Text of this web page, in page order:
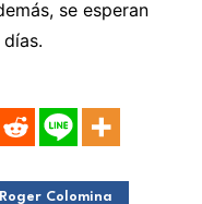
se esperan
Roger Colomina